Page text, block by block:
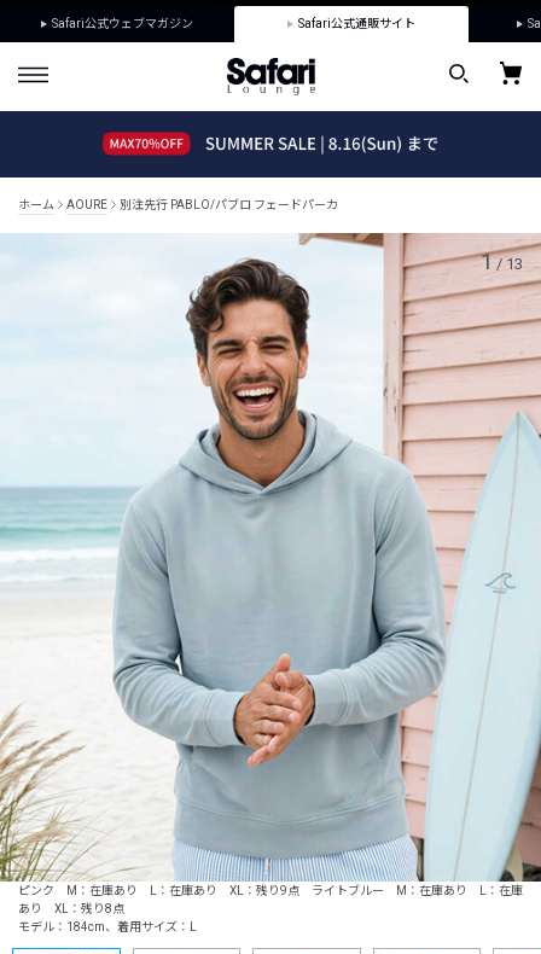
Safari公式ウェブマガジン Safari公式通販サイト
ホーム AOURE 別注先行 PABLO/パブロ フェードパーカ
ピンク M：在庫あり L：在庫あり XL：残り9点 ライトブルー M：在庫あり L：在庫
あり XL：残り8点
モデル：184cm、着用サイズ：L
1 / 13